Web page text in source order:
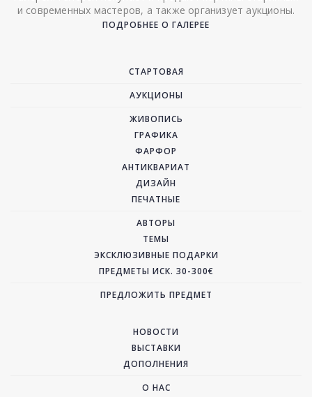
и современных мастеров, а также организует аукционы.
ПОДРОБНЕЕ О ГАЛЕРЕЕ
СТАРТОВАЯ
АУКЦИОНЫ
ЖИВОПИСЬ
ГРАФИКА
ФАРФОР
АНТИКВАРИАТ
ДИЗАЙН
ПЕЧАТНЫЕ
АВТОРЫ
ТЕМЫ
ЭКСКЛЮЗИВНЫЕ ПОДАРКИ
ПРЕДМЕТЫ ИСК. 30-300€
ПРЕДЛОЖИТЬ ПРЕДМЕТ
НОВОСТИ
ВЫСТАВКИ
ДОПОЛНЕНИЯ
О НАС